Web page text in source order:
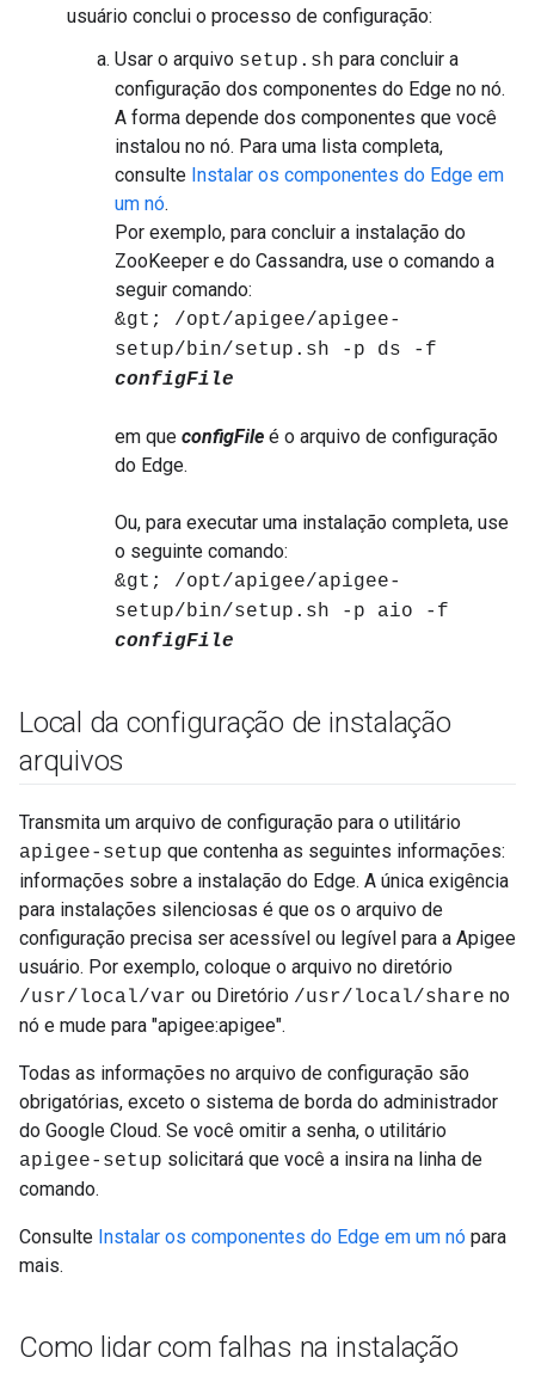
usuário conclui o processo de configuração:
Usar o arquivo setup.sh para concluir a
configuração dos componentes do Edge no nó.
A forma depende dos componentes que você
instalou no nó. Para uma lista completa,
consulte Instalar os componentes do Edge em
um nó.
Por exemplo, para concluir a instalação do
ZooKeeper e do Cassandra, use o comando a
seguir comando:
&gt; /opt/apigee/apigee-
setup/bin/setup.sh -p ds -f
configFile
em que configFile é o arquivo de configuração
do Edge.
Ou, para executar uma instalação completa, use
o seguinte comando:
&gt; /opt/apigee/apigee-
setup/bin/setup.sh -p aio -f
configFile
Local da configuração de instalação
arquivos
Transmita um arquivo de configuração para o utilitário
apigee-setup que contenha as seguintes informações:
informações sobre a instalação do Edge. A única exigência
para instalações silenciosas é que os o arquivo de
configuração precisa ser acessível ou legível para a Apigee
usuário. Por exemplo, coloque o arquivo no diretório
/usr/local/var ou Diretório /usr/local/share no
nó e mude para "apigee:apigee".
Todas as informações no arquivo de configuração são
obrigatórias, exceto o sistema de borda do administrador
do Google Cloud. Se você omitir a senha, o utilitário
apigee-setup solicitará que você a insira na linha de
comando.
Consulte Instalar os componentes do Edge em um nó para
mais.
Como lidar com falhas na instalação